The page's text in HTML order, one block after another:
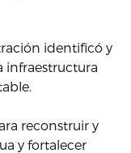
identificó y
infraestructura
reconstruir y
y fortalecer